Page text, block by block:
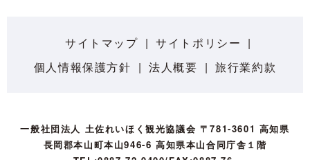
サイトマップ
サイトポリシー
個人情報保護方針
法人概要 旅行業約款
一般社団法人 土佐れいほく観光協議会 〒781-3601 高知県
長岡郡本山町本山946-6 高知県本山合同庁舎１階